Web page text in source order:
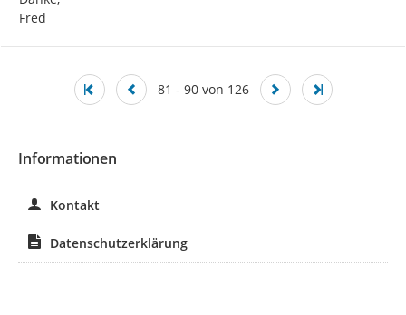
Fred
81 - 90 von 126
Informationen
Kontakt
Datenschutzerklärung